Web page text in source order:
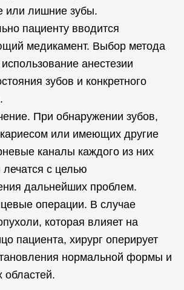
или лишние зубы.
пациенту вводится
медикамент. Выбор метода
анестезии
зубов и конкретного
При обнаружении зубов,
или имеющих другие
каналы каждого из них
с целью
дальнейших проблем.
операции. В случае
которая влияет на
пациента, хирург оперирует
нормальной формы и
областей.